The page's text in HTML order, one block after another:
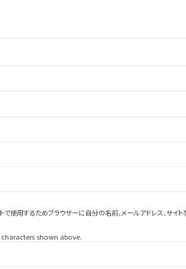
で使用するためブラウザーに自分の名前、メールアドレス、サイト
characters shown above.